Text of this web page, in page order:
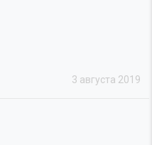
3 августа 2019